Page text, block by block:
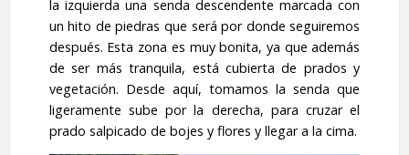
la izquierda una senda descendente marcada con
un hito de piedras que será por donde seguiremos
después. Esta zona es muy bonita, ya que además
de ser más tranquila, está cubierta de prados y
vegetación. Desde aquí, tomamos la senda que
ligeramente sube por la derecha, para cruzar el
prado salpicado de bojes y flores y llegar a la cima.